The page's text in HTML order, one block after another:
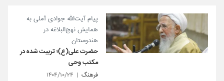
پیام آیت‌الله جوادی آملی به
همایش نهج‌البلاغه در
هندوستان
حضرت علی(ع)؛ تربیت شده در
مکتب وحی
فرهنگ ۱۴۰۴/۱۰/۲۴